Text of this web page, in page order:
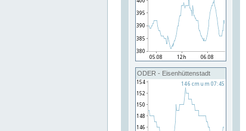
ODER - Eisenhüttenstadt